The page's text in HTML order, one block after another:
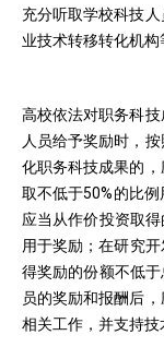
充分听取学校科技
业技术转移转化机构
高校依法对职务科
人员给予奖励时，
化职务科技成果的
取不低于50%的比
应当从作价投资取
用于奖励；在研究
得奖励的份额不低
员的奖励和报酬后
相关工作，并支持技